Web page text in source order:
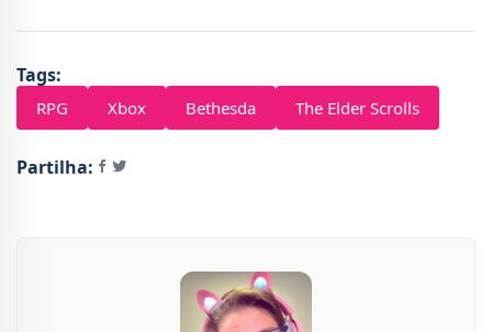
Tags:
RPG Xbox Bethesda The Elder Scrolls
Partilha: